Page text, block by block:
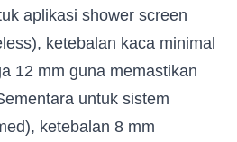
aplikasi shower screen
ketebalan kaca minimal
12 mm guna memastikan
untuk sistem
ketebalan 8 mm